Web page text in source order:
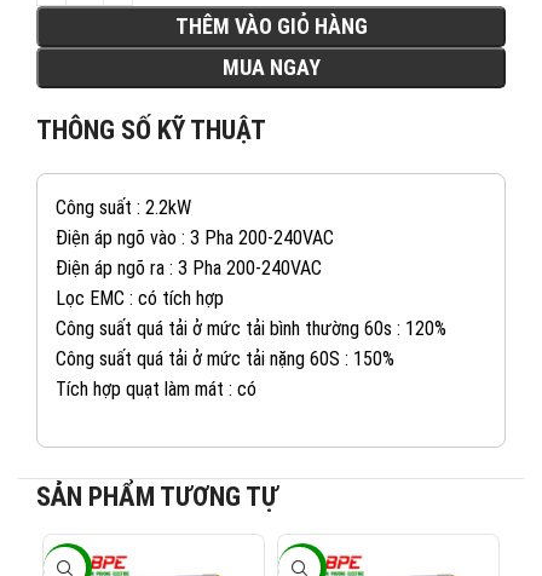
THÊM VÀO GIỎ HÀNG
MUA NGAY
THÔNG SỐ KỸ THUẬT
Công suất : 2.2kW
Điện áp ngõ vào : 3 Pha 200-240VAC
Điện áp ngõ ra : 3 Pha 200-240VAC
Lọc EMC : có tích hợp
Công suất quá tải ở mức tải bình thường 60s : 120%
Công suất quá tải ở mức tải nặng 60S : 150%
Tích hợp quạt làm mát : có
SẢN PHẨM TƯƠNG TỰ
-40% -40%
KINH DOANH 1: